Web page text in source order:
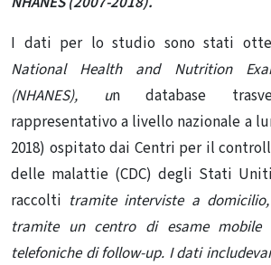
I dati per lo studio sono stati
National Health and Nutrition
(NHANES), un database
rappresentativo a livello nazionale a
2018) ospitato dai Centri per il
delle malattie (CDC) degli Stati
raccolti tramite interviste a
tramite un centro di esame mobile
telefoniche di follow-up. I dati